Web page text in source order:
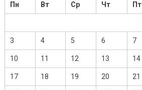
Пн
Вт Ср Чт Пт
3 4 5 6 7
10 11 12 13 14
17 18 19 20 21